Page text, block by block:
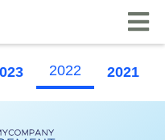
2022 2021